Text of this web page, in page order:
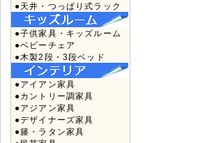
●天井・つっぱり式ラック
●子供家具・キッズルーム
●ベビーチェア
●木製2段・3段ベッド
●アイアン家具
●カントリー調家具
●アジアン家具
●デザイナーズ家具
●籐・ラタン家具